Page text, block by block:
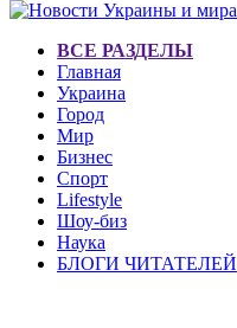
ВСЕ РАЗДЕЛЫ
Главная
Украина
Город
Мир
Бизнес
Спорт
Lifestyle
Шоу-биз
Наука
БЛОГИ ЧИТАТЕЛЕЙ